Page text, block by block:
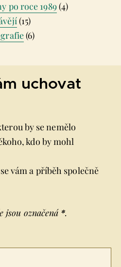
po roce 1989(4)
(15)
(6)
uchovat
by se nemělo
kdo by mohl
vám a příběh společně
jsou označená *.